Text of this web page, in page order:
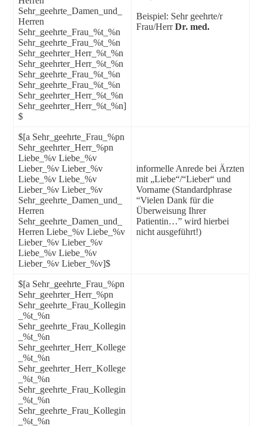
Sehr_geehrte_Damen_und_
Herren
Sehr_geehrte_Frau_%t_%n
Sehr_geehrte_Frau_%t_%n
Sehr_geehrter_Herr_%t_%n
Sehr_geehrter_Herr_%t_%n
Sehr_geehrte_Frau_%t_%n
Sehr_geehrte_Frau_%t_%n
Sehr_geehrter_Herr_%t_%n
Sehr_geehrter_Herr_%t_%n]
$
Beispiel: Sehr geehrte/r
Frau/HerrDr. med.
$[a Sehr_geehrte_Frau_%pn
Sehr_geehrter_Herr_%pn
Liebe_%v Liebe_%v
Lieber_%v Lieber_%v
Liebe_%v Liebe_%v
Lieber_%v Lieber_%v
Sehr_geehrte_Damen_und_
Herren
Sehr_geehrte_Damen_und_
Herren Liebe_%v Liebe_%v
Lieber_%v Lieber_%v
Liebe_%v Liebe_%v
Lieber_%v Lieber_%v]$
informelle Anrede bei Ärzten
mit „Liebe“/“Lieber“ und
Vorname (Standardphrase
“Vielen Dank für die
Überweisung Ihrer
Patientin…” wird hierbei
nicht ausgeführt!)
$[a Sehr_geehrte_Frau_%pn
Sehr_geehrter_Herr_%pn
Sehr_geehrte_Frau_Kollegin
_%t_%n
Sehr_geehrte_Frau_Kollegin
_%t_%n
Sehr_geehrter_Herr_Kollege
_%t_%n
Sehr_geehrter_Herr_Kollege
_%t_%n
Sehr_geehrte_Frau_Kollegin
_%t_%n
Sehr_geehrte_Frau_Kollegin
_%t_%n